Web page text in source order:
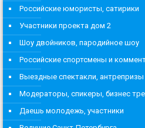
Российские юмористы, сатирики
Участники проекта дом 2
Шоу двойников, пародийное шоу
Российские спортсмены и
Выездные спектакли, антрепризы
Модераторы, спикеры, бизнес
Даешь молодежь, участники